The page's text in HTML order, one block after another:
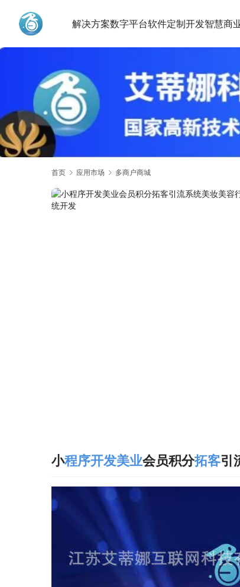
解决方案数字平台软件定制开发智慧商
首页 应用市场 多商户商城
小程序开发美业会员积分拓客引